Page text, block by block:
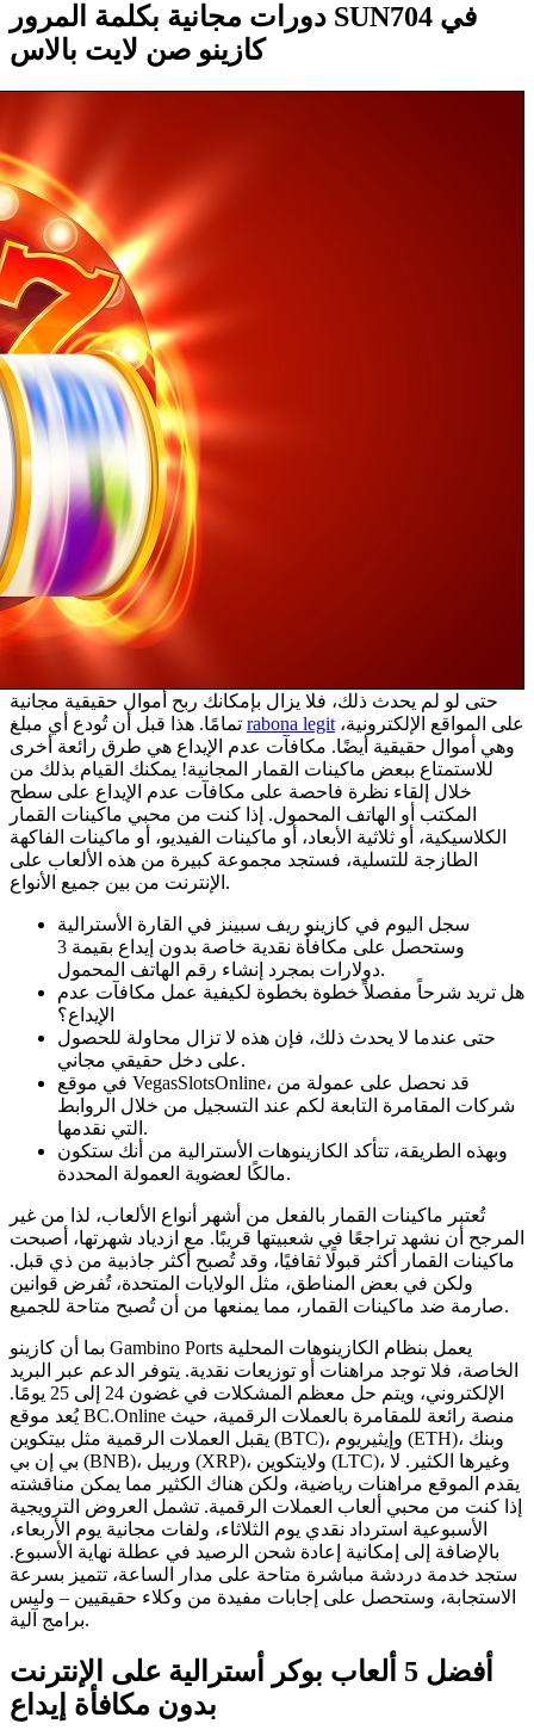
دورات مجانية بكلمة المرور SUN704 في
كازينو صن لايت بالاس
حتى لو لم يحدث ذلك، فلا يزال بإمكانك ربح أموال حقيقية مجانية
rabona legit
وهي أموال حقيقية أيضًا. مكافآت عدم الإيداع هي طرق رائعة أخرى
للاستمتاع ببعض ماكينات القمار المجانية! يمكنك القيام بذلك من
خلال إلقاء نظرة فاحصة على مكافآت عدم الإيداع على سطح
المكتب أو الهاتف المحمول. إذا كنت من محبي ماكينات القمار
الكلاسيكية، أو ثلاثية الأبعاد، أو ماكينات الفيديو، أو ماكينات الفاكهة
الطازجة للتسلية، فستجد مجموعة كبيرة من هذه الألعاب على
الإنترنت من بين جميع الأنواع.
سجل اليوم في كازينو ريف سبينز في القارة الأسترالية
وستحصل على مكافأة نقدية خاصة بدون إيداع بقيمة 3
دولارات بمجرد إنشاء رقم الهاتف المحمول.
هل تريد شرحاً مفصلاً خطوة بخطوة لكيفية عمل مكافآت عدم
الإيداع؟
حتى عندما لا يحدث ذلك، فإن هذه لا تزال محاولة للحصول
على دخل حقيقي مجاني.
في موقع VegasSlotsOnline، قد نحصل على عمولة من
شركات المقامرة التابعة لكم عند التسجيل من خلال الروابط
التي نقدمها.
وبهذه الطريقة، تتأكد الكازينوهات الأسترالية من أنك ستكون
مالكًا لعضوية العمولة المحددة.
تُعتبر ماكينات القمار بالفعل من أشهر أنواع الألعاب، لذا من غير
المرجح أن نشهد تراجعًا في شعبيتها قريبًا. مع ازدياد شهرتها، أصبحت
ماكينات القمار أكثر قبولًا ثقافيًا، وقد تُصبح أكثر جاذبية من ذي قبل.
ولكن في بعض المناطق، مثل الولايات المتحدة، تُفرض قوانين
صارمة ضد ماكينات القمار، مما يمنعها من أن تُصبح متاحة للجميع.
بما أن كازينو Gambino Ports يعمل بنظام الكازينوهات المحلية
الخاصة، فلا توجد مراهنات أو توزيعات نقدية. يتوفر الدعم عبر البريد
الإلكتروني، ويتم حل معظم المشكلات في غضون 24 إلى 25 يومًا.
يُعد موقع BC.Online منصة رائعة للمقامرة بالعملات الرقمية، حيث
يقبل العملات الرقمية مثل بيتكوين (BTC)، وإيثيريوم (ETH)، وبنك
بي إن بي (BNB)، وريبل (XRP)، ولايتكوين (LTC)، وغيرها الكثير. لا
يقدم الموقع مراهنات رياضية، ولكن هناك الكثير مما يمكن مناقشته
إذا كنت من محبي ألعاب العملات الرقمية. تشمل العروض الترويجية
الأسبوعية استرداد نقدي يوم الثلاثاء، ولفات مجانية يوم الأربعاء،
بالإضافة إلى إمكانية إعادة شحن الرصيد في عطلة نهاية الأسبوع.
ستجد خدمة دردشة مباشرة متاحة على مدار الساعة، تتميز بسرعة
الاستجابة، وستحصل على إجابات مفيدة من وكلاء حقيقيين – وليس
برامج آلية.
أفضل 5 ألعاب بوكر أسترالية على الإنترنت
بدون مكافأة إيداع